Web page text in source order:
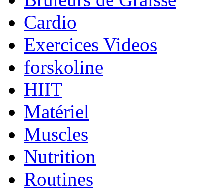
Cardio
Exercices Videos
forskoline
HIIT
Matériel
Muscles
Nutrition
Routines